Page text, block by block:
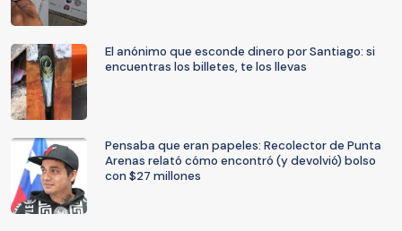
El anónimo que esconde dinero por Santiago: si
encuentras los billetes, te los llevas
Pensaba que eran papeles: Recolector de Punta
Arenas relató cómo encontró (y devolvió) bolso
con $27 millones